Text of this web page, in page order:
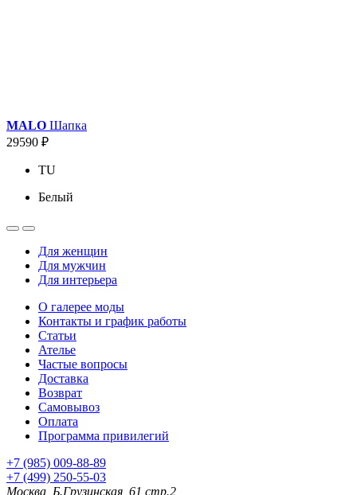
MALO Шапка
29590 ₽
TU
Белый
Для женщин
Для мужчин
Для интерьера
О галерее моды
Контакты и график работы
Статьи
Ателье
Частые вопросы
Доставка
Возврат
Самовывоз
Оплата
Программа привилегий
+7 (985) 009-88-89
+7 (499) 250-55-03
Москва, Б.Грузинская, 61 стр.2